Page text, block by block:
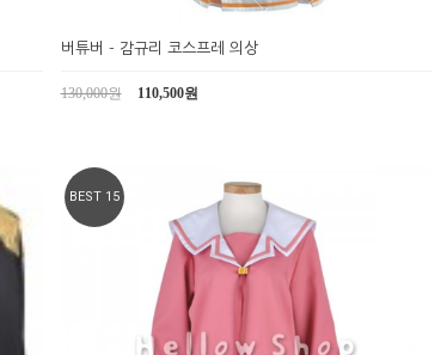
버튜버 - 감규리 코스프레 의상
130,000원 110,500원
BEST 15